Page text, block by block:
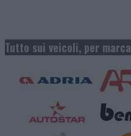
Tutto sui veicoli, per marca